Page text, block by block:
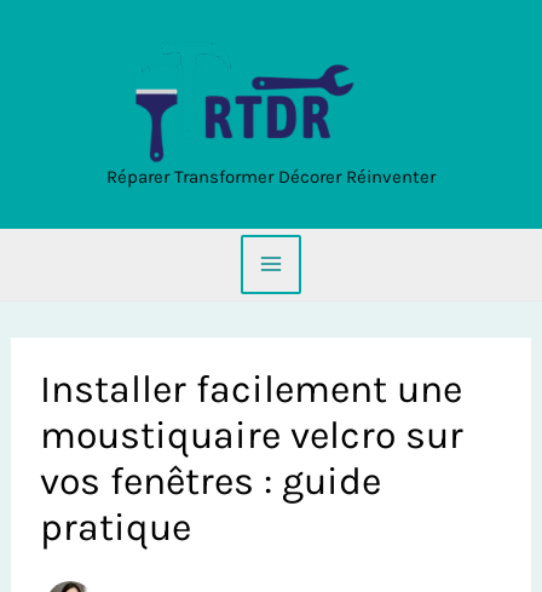
Réparer Transformer Décorer Réinventer
Installer facilement une
moustiquaire velcro sur
vos fenêtres : guide
pratique